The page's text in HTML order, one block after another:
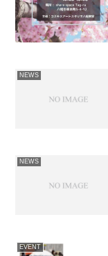
NEWS
NEWS
EVENT